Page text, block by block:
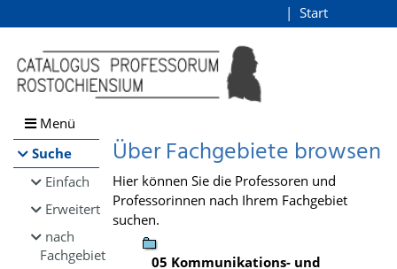
Browsen
direkt zum Inhalt
Start
Menü
Suche
Einfach
Erweitert
nach
Fachgebiet
Über Fachgebiete browsen
Hier können Sie die Professoren und
Professorinnen nach Ihrem Fachgebiet
suchen.
05 Kommunikations- und